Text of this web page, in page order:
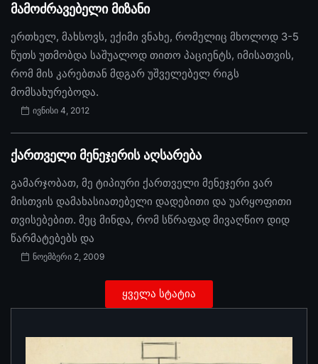
მამოძრავებელი მიზანი
ერთხელ, მახსოვს, ექიმი ვნახე, რომელიც მხოლოდ 3-5
წუთს უთმობდა საშუალოდ თითო პაციენტს, იმისათვის,
რომ მის კარებთან მდგარ უშველებელ რიგს
მომსახურებოდა.
ივნისი 4, 2012
ქართველი მენეჯერის აღსარება
გამარჯობათ, მე ტიპიური ქართველი მენეჯერი ვარ
მისთვის დამახასიათებელი დადებითი და უარყოფითი
თვისებებით. მეც მინდა, რომ სწრაფად მივაღწიო დიდ
წარმატებებს და
ნოემბერი 2, 2009
ყველა სტატია